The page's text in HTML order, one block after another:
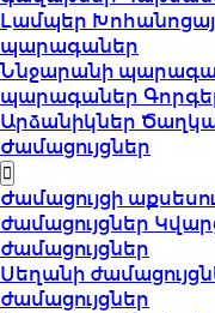
Լամպեր
պարագաներ
Ննջարանի
պարագաներ
Արձանիկներ
Ժամացույցներ
Ժամացույցի
ժամացույցներ
ժամացույցներ
Սեղանի
ժամացույցներ